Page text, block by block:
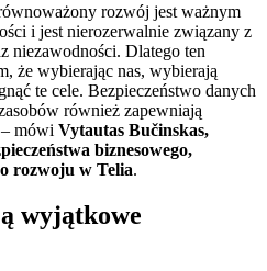
rozwój jest ważnym
i jest nierozerwalnie związany z
niezawodności. Dlatego ten
że wybierając nas, wybierają
te cele. Bezpieczeństwo danych
również zapewniają
mówi Vytautas Bučinskas,
biznesowego,
rozwoju w Telia.
wyjątkowe